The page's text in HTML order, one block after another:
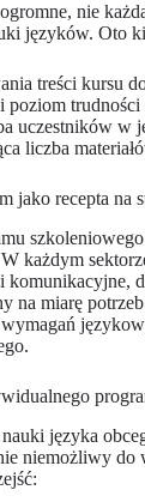
nie
języków. Oto
treści kursu
poziom trudności
uczestników w
liczba
jako recepta na
każdym
na miarę
języka
niemożliwy do